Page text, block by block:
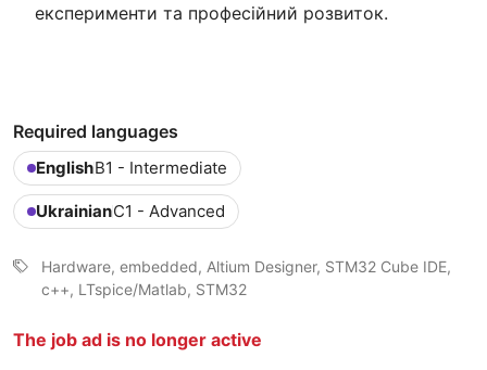
експерименти та професійний розвиток.
Required languages
EnglishB1 - Intermediate
UkrainianC1 - Advanced
Hardware, embedded, Altium Designer, STM32 Cube IDE,
c++, LTspice/Matlab, STM32
The job ad is no longer active